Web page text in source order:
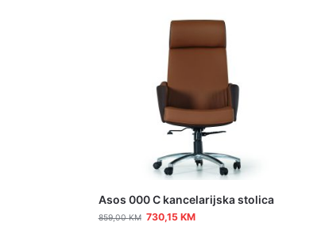
Asos 000 C kancelarijska stolica
859,00KM 730,15KM